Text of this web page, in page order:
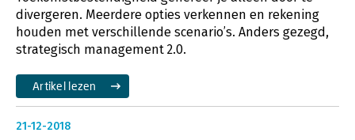
divergeren. Meerdere opties verkennen en rekening
houden met verschillende scenario’s. Anders gezegd,
strategisch management 2.0.
Artikel lezen
21-12-2018